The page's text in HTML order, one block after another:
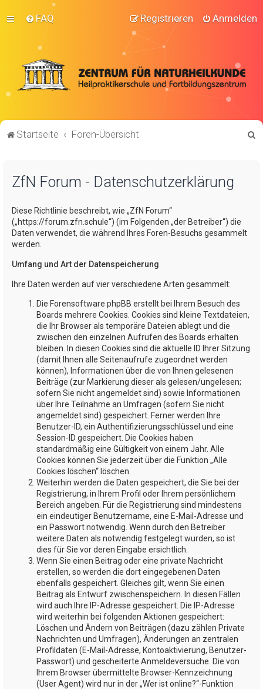
FAQ Anmelden
Registrieren
Startseite Foren-Übersicht
ZfN Forum - Datenschutzerklärung
Diese Richtlinie beschreibt, wie „ZfN Forum“
(„https://forum.zfn.schule“) (im Folgenden „der Betreiber“) die
Daten verwendet, die während Ihres Foren-Besuchs gesammelt
werden.
Umfang und Art der Datenspeicherung
Ihre Daten werden auf vier verschiedene Arten gesammelt:
Die Forensoftware phpBB erstellt bei Ihrem Besuch des
Boards mehrere Cookies. Cookies sind kleine Textdateien,
die Ihr Browser als temporäre Dateien ablegt und die
zwischen den einzelnen Aufrufen des Boards erhalten
bleiben. In diesen Cookies sind die aktuelle ID Ihrer Sitzung
(damit Ihnen alle Seitenaufrufe zugeordnet werden
können), Informationen über die von Ihnen gelesenen
Beiträge (zur Markierung dieser als gelesen/ungelesen;
sofern Sie nicht angemeldet sind) sowie Informationen
über Ihre Teilnahme an Umfragen (sofern Sie nicht
angemeldet sind) gespeichert. Ferner werden Ihre
Benutzer-ID, ein Authentifizierungsschlüssel und eine
Session-ID gespeichert. Die Cookies haben
standardmäßig eine Gültigkeit von einem Jahr. Alle
Cookies können Sie jederzeit über die Funktion „Alle
Cookies löschen“ löschen.
Weiterhin werden die Daten gespeichert, die Sie bei der
Registrierung, in Ihrem Profil oder Ihrem persönlichem
Bereich angeben. Für die Registrierung sind mindestens
ein eindeutiger Benutzername, eine E-Mail-Adresse und
ein Passwort notwendig. Wenn durch den Betreiber
weitere Daten als notwendig festgelegt wurden, so ist
dies für Sie vor deren Eingabe ersichtlich.
Wenn Sie einen Beitrag oder eine private Nachricht
erstellen, so werden die dort eingegebenen Daten
ebenfalls gespeichert. Gleiches gilt, wenn Sie einen
Beitrag als Entwurf zwischenspeichern. In diesen Fällen
wird auch Ihre IP-Adresse gespeichert. Die IP-Adresse
wird weiterhin bei folgenden Aktionen gespeichert:
Löschen und Ändern von Beiträgen (dazu zählen Private
Nachrichten und Umfragen), Änderungen an zentralen
Profildaten (E-Mail-Adresse, Kontoaktivierung, Benutzer-
Passwort) und gescheiterte Anmeldeversuche. Die von
Ihrem Browser übermittelte Browser-Kennzeichnung
(User Agent) wird nur in der „Wer ist online?“-Funktion